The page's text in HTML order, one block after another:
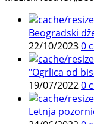
Beogradski
22/10/20230
"Ogrlica od
19/07/20220
Letnja